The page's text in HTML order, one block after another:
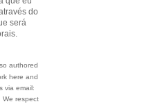
do
será
authored
here and
via email:
We respect